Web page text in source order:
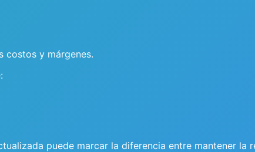
costos y márgenes.
puede marcar la diferencia entre mantener la